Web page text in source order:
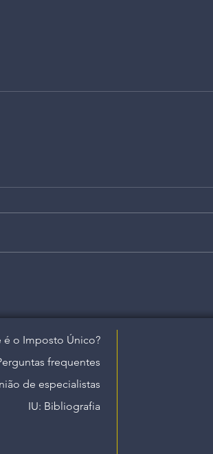
é o Imposto Único?
frequentes
de especialistas
IU: Bibliografia